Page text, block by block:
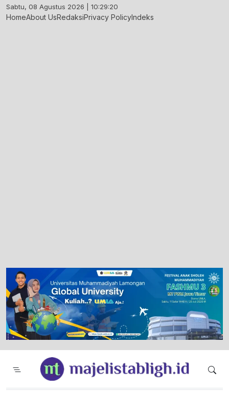
Skip
to
Sabtu, 08 Agustus 2026 | 10:29:21
HomeAbout UsRedaksiPrivacy PolicyIndeks
Majelis Tabligh Muhammadiyah
Syiar Dakwah Islam Berkemajuan dan